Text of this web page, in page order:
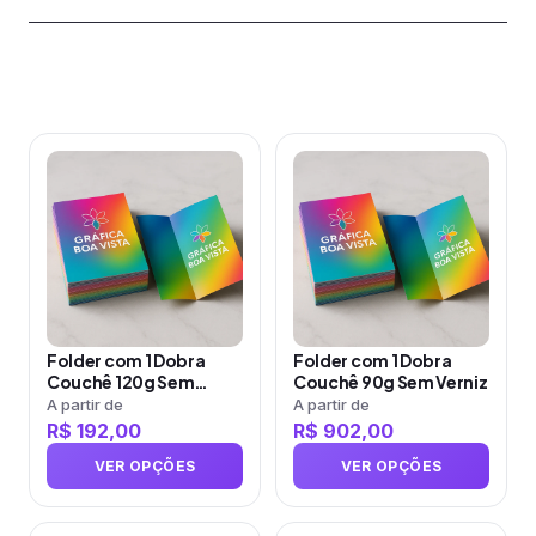
Folder com 1 Dobra
Couchê 120g Sem
Verniz
A partir de
R$ 192,00
VER OPÇÕES
Este
produto
tem
várias
variantes.
opções
podem
ser
escolhidas
página
do
Folder com 1 Dobra
Couchê 90g Sem Verniz
A partir de
R$ 902,00
VER OPÇÕES
Este
produto
tem
várias
variantes.
opções
podem
ser
escolhidas
página
do